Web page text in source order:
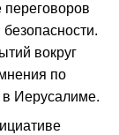
переговоров
вокруг
по
в Иерусалиме.